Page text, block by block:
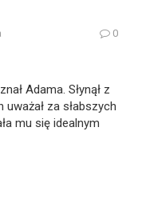
0
Adama. Słynął z
za słabszych
mu się idealnym